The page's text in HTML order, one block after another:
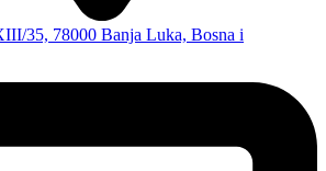
35, 78000 Banja Luka, Bosna i